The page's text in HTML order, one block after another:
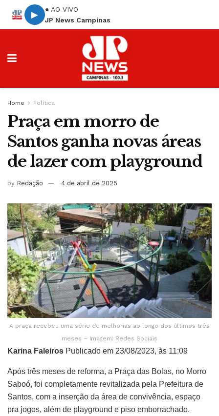
▶
● AO VIVO
JP News Campinas
Home Política
Praça em morro de
Santos ganha novas áreas
de lazer com playground
by Redação 4 de abril de 2025
A praça recebeu uma série de melhorias ao longo dos últimos três
meses – Imagem: Redes Sociais
Karina Faleiros Publicado em 23/08/2023, às 11:09
Após três meses de reforma, a Praça das Bolas, no Morro
Saboó, foi completamente revitalizada pela Prefeitura de
Santos, com a inserção da área de convivência, espaço
pra jogos, além de playground e piso emborrachado.